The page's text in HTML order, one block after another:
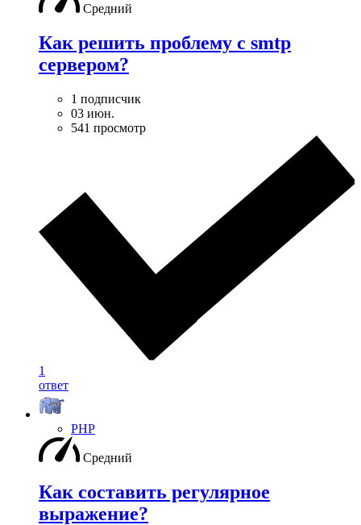
Средний
Как решить проблему с smtp
сервером?
1 подписчик
03 июн.
541 просмотр
1
ответ
PHP
Средний
Как составить регулярное
выражение?